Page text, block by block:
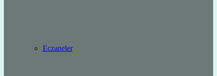
Eczaneler